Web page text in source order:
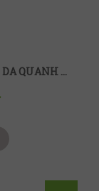
ELASTIDERM EYE SERUM GIÚP VÙNG DA QUANH MẮT SÁNG KHỎE CĂNG MƯỢT